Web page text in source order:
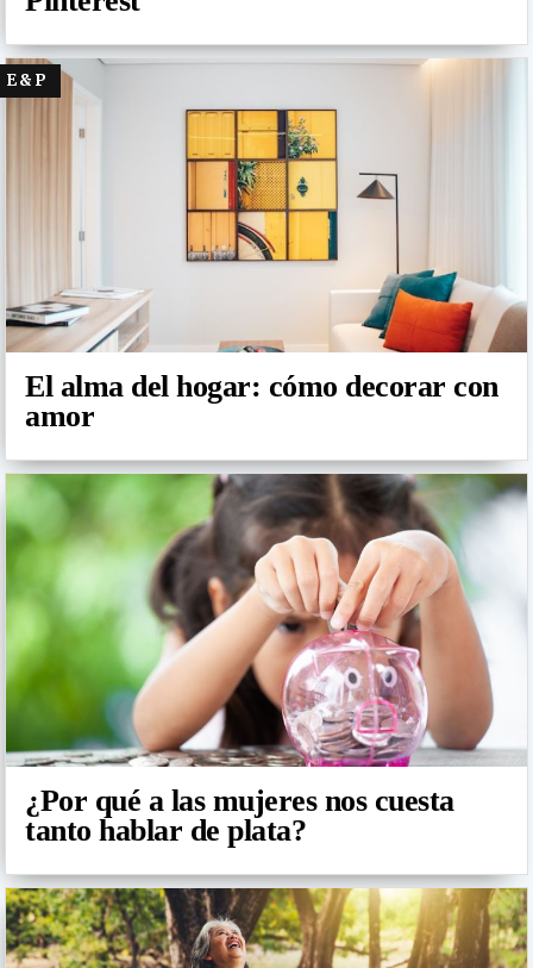
E&P
El alma del hogar: cómo decorar con
amor
¿Por qué a las mujeres nos cuesta
tanto hablar de plata?